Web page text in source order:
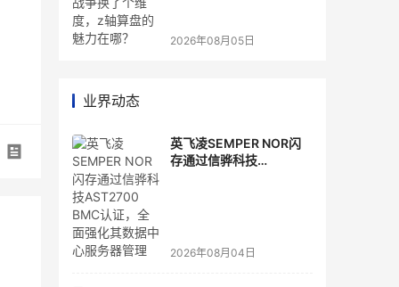
2026年08月05日
业界动态
英飞凌SEMPER NOR闪
存通过信骅科技
2026年08月04日